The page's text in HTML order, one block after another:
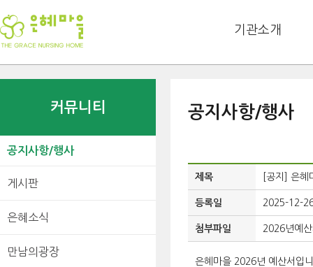
기관소개
커뮤니티
공지사항/행사
게시판
은혜소식
만남의광장
공지사항/행사
제목 [공지] 은혜
등록일 2025-12-
첨부파일 2026년예
은혜마을 2026년 예산서입